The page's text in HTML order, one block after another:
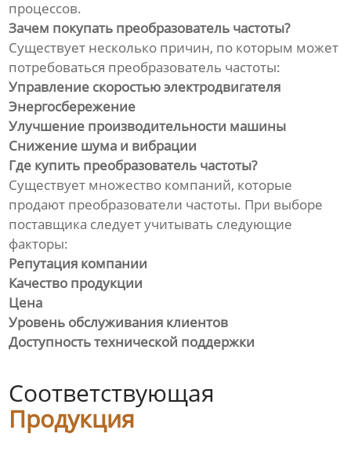
процессов.
Зачем покупать преобразователь частоты?
Существует несколько причин, по которым может
потребоваться преобразователь частоты:
Управление скоростью электродвигателя
Энергосбережение
Улучшение производительности машины
Снижение шума и вибрации
Где купить преобразователь частоты?
Существует множество компаний, которые
продают преобразователи частоты. При выборе
поставщика следует учитывать следующие
факторы:
Репутация компании
Качество продукции
Цена
Уровень обслуживания клиентов
Доступность технической поддержки
Соответствующая
Продукция